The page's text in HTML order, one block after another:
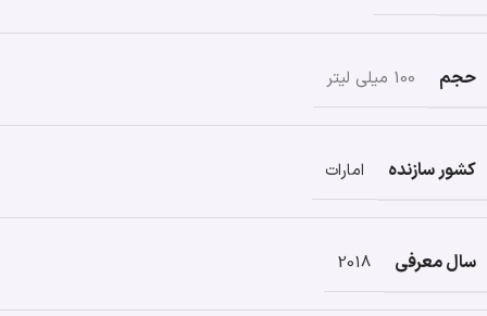
حجم 100 میلی لیتر
کشور سازنده امارات
سال معرفی 2018